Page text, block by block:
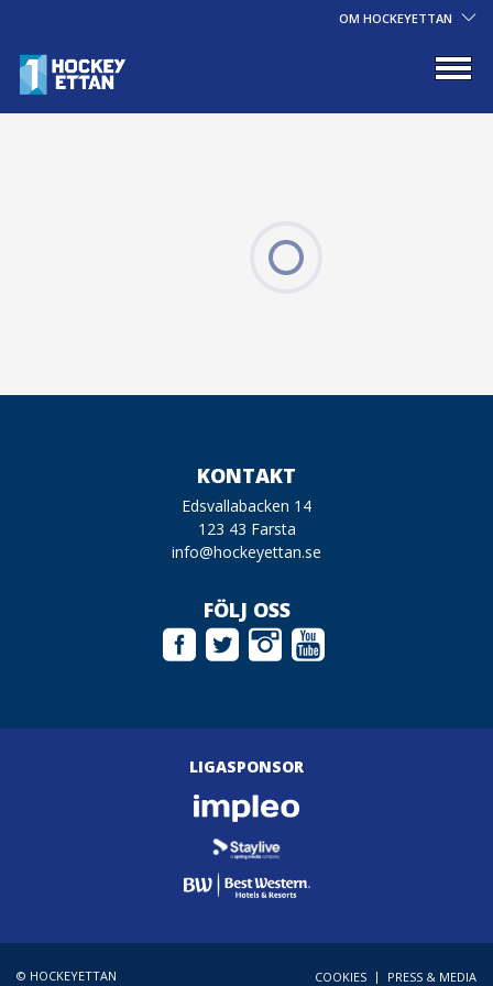
OM HOCKEYETTAN
KONTAKT
Edsvallabacken 14
123 43 Farsta
info@hockeyettan.se
FÖLJ OSS
LIGASPONSOR
© HOCKEYETTAN COOKIES | PRESS & MEDIA